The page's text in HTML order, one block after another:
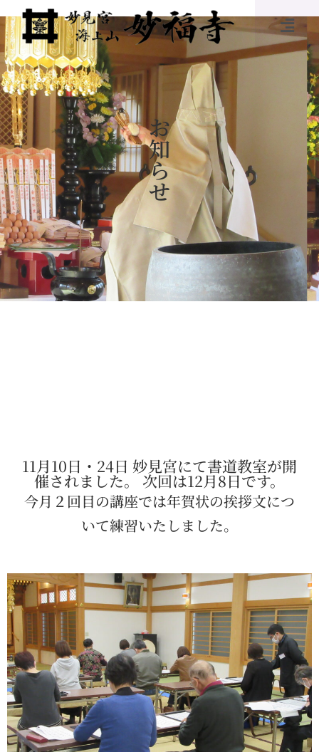
お
知
ら
せ
11月10日・24日 妙見宮にて書道教室が開
催されました。 次回は12月8日です。
今月２回目の講座では年賀状の挨拶文につ
いて練習いたしました。